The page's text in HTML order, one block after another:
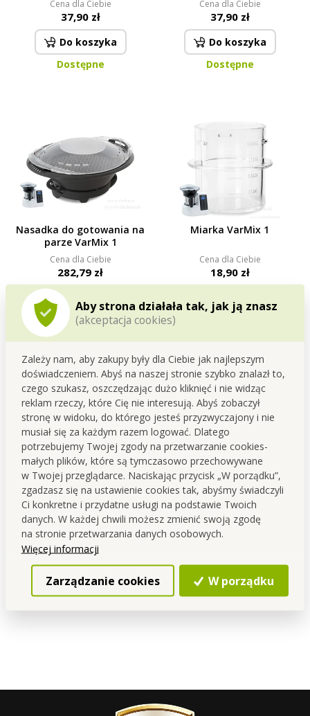
Aby strona działała tak, jak ją znasz
(akceptacja cookies)
Zależy nam, aby zakupy były dla Ciebie jak najlepszym
doświadczeniem. Abyś na naszej stronie szybko znalazł to,
czego szukasz, oszczędzając dużo kliknięć i nie widząc
reklam rzeczy, które Cię nie interesują. Abyś zobaczył
stronę w widoku, do którego jesteś przyzwyczajony i nie
musiał się za każdym razem logować. Dlatego
potrzebujemy Twojej zgody na przetwarzanie cookies-
małych plików, które są tymczasowo przechowywane
w Twojej przeglądarce. Naciskając przycisk „W porządku”,
zgadzasz się na ustawienie cookies tak, abyśmy świadczyli
Ci konkretne i przydatne usługi na podstawie Twoich
danych. W każdej chwili możesz zmienić swoją zgodę
na stronie przetwarzania danych osobowych.
Więcej informacji
Zarządzanie cookies W porządku
Cena dla Ciebie
37,90 zł
Do koszyka
Dostępne
Cena dla Ciebie
37,90 zł
Do koszyka
Dostępne
Nasadka do gotowania na
parze VarMix 1
Cena dla Ciebie
282,79 zł
Do koszyka
Ostatnie sztuki na magazynie
Miarka VarMix 1
Cena dla Ciebie
18,90 zł
Uszczelka VarMix 1
Cena dla Ciebie
31,89 zł
Do koszyka
Dostępne